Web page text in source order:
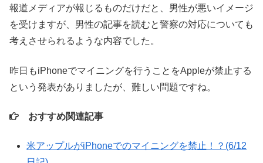
報道メディアが報じるものだけだと、男性が悪いイメージ
を受けますが、男性の記事を読むと警察の対応についても
考えさせられるような内容でした。
昨日もiPhoneでマイニングを行うことをAppleが禁止する
という発表がありましたが、難しい問題ですね。
おすすめ関連記事
米アップルがiPhoneでのマイニングを禁止！？(6/12